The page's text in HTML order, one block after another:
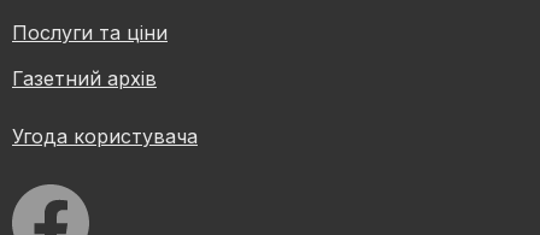
Послуги та ціни
Газетний архів
Угода користувача